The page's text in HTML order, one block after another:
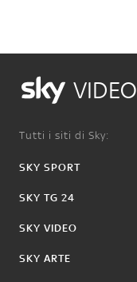
VIDEO
Tutti i siti di Sky:
SKY SPORT
SKY TG 24
SKY VIDEO
SKY ARTE